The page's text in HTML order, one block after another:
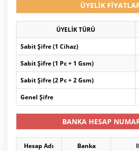
ÜYELİK
ÜYELİK TÜRÜ
Sabit Şifre (1 Cihaz)
Sabit Şifre (1 Pc + 1 Gsm)
Sabit Şifre (2 Pc + 2 Gsm)
Genel Şifre
BANKA HESAP
Hesap Adı Banka